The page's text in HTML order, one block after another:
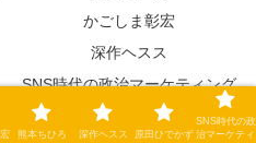
かごしま彰宏
深作ヘスス
SNS時代の政治マーケティング
動画ならネオ国民.
熊本ちひろ 深作ヘスス 原田ひでかず
SNS時代の政
治マーケティ